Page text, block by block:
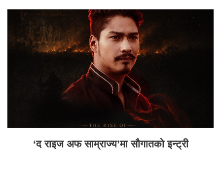
‘द राइज अफ साम्राज्य’मा सौगातको इन्ट्री